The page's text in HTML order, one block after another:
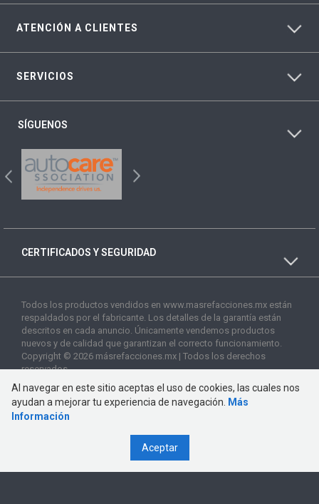
ATENCIÓN A CLIENTES
SERVICIOS
SÍGUENOS
CERTIFICADOS Y SEGURIDAD
Todos los productos vendidos en www.masrefacciones.mx están
respaldados por el fabricante. Los detalles de la garantía están
descritos en cada anuncio. Únicamente vendemos productos
nuevos y de calidad que garantizan el correcto funcionamiento.
Copyright © 2026 másrefacciones.mx | Todos los derechos
reservados
Al navegar en este sitio aceptas el uso de cookies, las cuales nos
ayudan a mejorar tu experiencia de navegación.
Más
Información
Aceptar